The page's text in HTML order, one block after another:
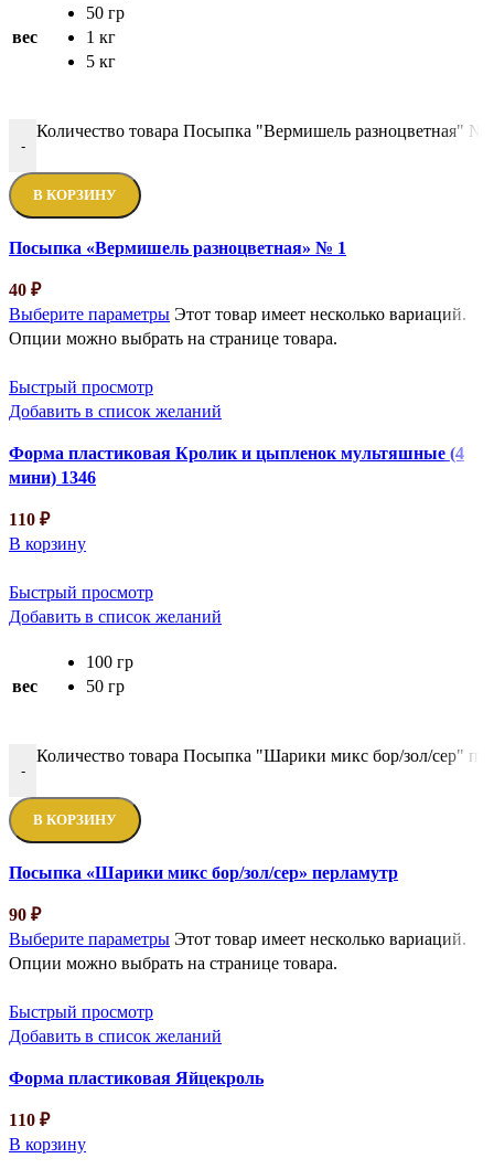
вес
50 гр
1 кг
5 кг
-
Количество товара Посыпка "Вермишель разноцветная" №
В КОРЗИНУ
Посыпка «Вермишель разноцветная» № 1
40 ₽
Выберите параметры Этот товар имеет несколько вариаций.
Опции можно выбрать на странице товара.
Быстрый просмотр
Добавить в список желаний
Форма пластиковая Кролик и цыпленок мультяшные (4
мини) 1346
110 ₽
В корзину
Быстрый просмотр
Добавить в список желаний
вес
100 гр
50 гр
-
Количество товара Посыпка "Шарики микс бор/зол/сер"
В КОРЗИНУ
Посыпка «Шарики микс бор/зол/сер» перламутр
90 ₽
Выберите параметры Этот товар имеет несколько вариаций.
Опции можно выбрать на странице товара.
Быстрый просмотр
Добавить в список желаний
Форма пластиковая Яйцекроль
110 ₽
В корзину